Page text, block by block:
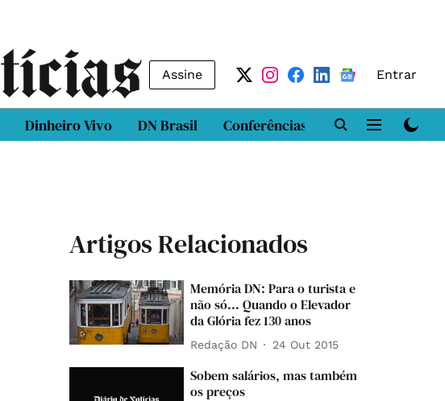
Assine Entrar
Dinheiro Vivo DN Brasil Conferências DN LAB
Artigos Relacionados
Memória DN: Para o turista e
não só... Quando o Elevador
da Glória fez 130 anos
Redação DN 24 Out 2015
Sobem salários, mas também
os preços